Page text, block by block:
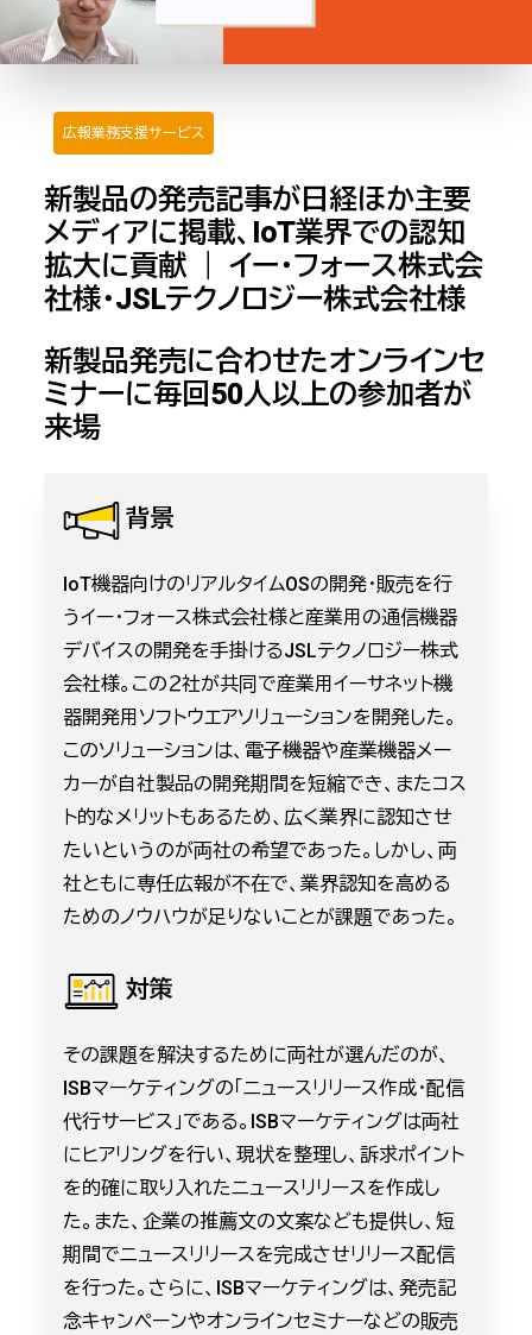
広報業務支援サービス
新製品の発売記事が日経ほか主要
メディアに掲載、IoT業界での認知
拡大に貢献 ｜ イー・フォース株式会
社様・JSLテクノロジー株式会社様
新製品発売に合わせたオンラインセ
ミナーに毎回50人以上の参加者が
来場
背景
IoT機器向けのリアルタイムOSの開発・販売を行
うイー・フォース株式会社様と産業用の通信機器
デバイスの開発を手掛けるJSLテクノロジー株式
会社様。この２社が共同で産業用イーサネット機
器開発用ソフトウエアソリューションを開発した。
このソリューションは、電子機器や産業機器メー
カーが自社製品の開発期間を短縮でき、またコス
ト的なメリットもあるため、広く業界に認知させ
たいというのが両社の希望であった。しかし、両
社ともに専任広報が不在で、業界認知を高める
ためのノウハウが足りないことが課題であった。
対策
その課題を解決するために両社が選んだのが、
ISBマーケティングの「ニュースリリース作成・配信
代行サービス」である。ISBマーケティングは両社
にヒアリングを行い、現状を整理し、訴求ポイント
を的確に取り入れたニュースリリースを作成し
た。また、企業の推薦文の文案なども提供し、短
期間でニュースリリースを完成させリリース配信
を行った。さらに、ISBマーケティングは、発売記
念キャンペーンやオンラインセミナーなどの販売